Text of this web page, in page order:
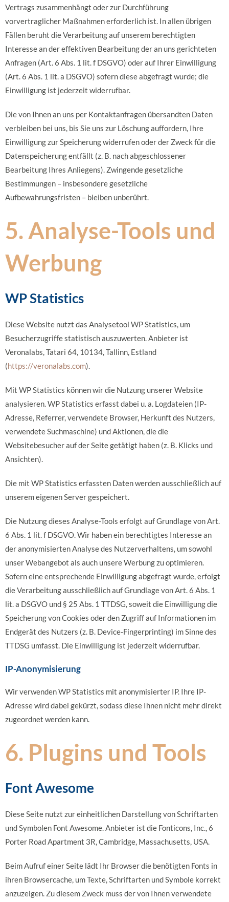
Vertrags zusammenhängt oder zur Durchführung
vorvertraglicher Maßnahmen erforderlich ist. In allen übrigen
Fällen beruht die Verarbeitung auf unserem berechtigten
Interesse an der effektiven Bearbeitung der an uns gerichteten
Anfragen (Art. 6 Abs. 1 lit. f DSGVO) oder auf Ihrer Einwilligung
(Art. 6 Abs. 1 lit. a DSGVO) sofern diese abgefragt wurde; die
Einwilligung ist jederzeit widerrufbar.
Die von Ihnen an uns per Kontaktanfragen übersandten Daten
verbleiben bei uns, bis Sie uns zur Löschung auffordern, Ihre
Einwilligung zur Speicherung widerrufen oder der Zweck für die
Datenspeicherung entfällt (z. B. nach abgeschlossener
Bearbeitung Ihres Anliegens). Zwingende gesetzliche
Bestimmungen – insbesondere gesetzliche
Aufbewahrungsfristen – bleiben unberührt.
5. Analyse-Tools und
Werbung
WP Statistics
Diese Website nutzt das Analysetool WP Statistics, um
Besucherzugriffe statistisch auszuwerten. Anbieter ist
Veronalabs, Tatari 64, 10134, Tallinn, Estland
(https://veronalabs.com).
Mit WP Statistics können wir die Nutzung unserer Website
analysieren. WP Statistics erfasst dabei u. a. Logdateien (IP-
Adresse, Referrer, verwendete Browser, Herkunft des Nutzers,
verwendete Suchmaschine) und Aktionen, die die
Websitebesucher auf der Seite getätigt haben (z. B. Klicks und
Ansichten).
Die mit WP Statistics erfassten Daten werden ausschließlich auf
unserem eigenen Server gespeichert.
Die Nutzung dieses Analyse-Tools erfolgt auf Grundlage von Art.
6 Abs. 1 lit. f DSGVO. Wir haben ein berechtigtes Interesse an
der anonymisierten Analyse des Nutzerverhaltens, um sowohl
unser Webangebot als auch unsere Werbung zu optimieren.
Sofern eine entsprechende Einwilligung abgefragt wurde, erfolgt
die Verarbeitung ausschließlich auf Grundlage von Art. 6 Abs. 1
lit. a DSGVO und § 25 Abs. 1 TTDSG, soweit die Einwilligung die
Speicherung von Cookies oder den Zugriff auf Informationen im
Endgerät des Nutzers (z. B. Device-Fingerprinting) im Sinne des
TTDSG umfasst. Die Einwilligung ist jederzeit widerrufbar.
IP-Anonymisierung
Wir verwenden WP Statistics mit anonymisierter IP. Ihre IP-
Adresse wird dabei gekürzt, sodass diese Ihnen nicht mehr direkt
zugeordnet werden kann.
6. Plugins und Tools
Font Awesome
Diese Seite nutzt zur einheitlichen Darstellung von Schriftarten
und Symbolen Font Awesome. Anbieter ist die Fonticons, Inc., 6
Porter Road Apartment 3R, Cambridge, Massachusetts, USA.
Beim Aufruf einer Seite lädt Ihr Browser die benötigten Fonts in
ihren Browsercache, um Texte, Schriftarten und Symbole korrekt
anzuzeigen. Zu diesem Zweck muss der von Ihnen verwendete